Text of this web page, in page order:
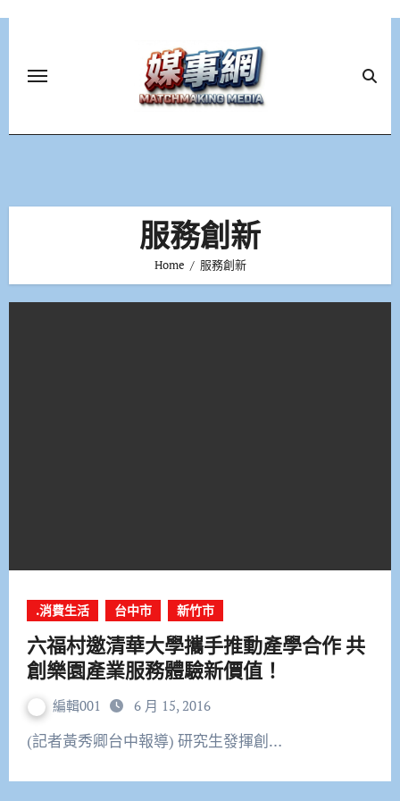
服務創新
Home 服務創新
.消費生活 台中市 新竹市
六福村邀清華大學攜手推動產學合作 共
創樂園產業服務體驗新價值！
編輯001 6 月 15, 2016
(記者黃秀卿台中報導) 研究生發揮創…